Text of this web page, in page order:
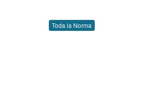
Toda la Norma